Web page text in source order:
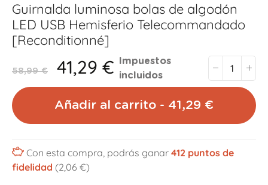
Guirnalda luminosa bolas de algodón
LED USB Hemisferio Telecommandado
[Reconditionné]
58,99 € 41,29 €
Impuestos
incluidos
Añadir al carrito - 41,29 €
Con esta compra, podrás ganar 412 puntos de
fidelidad (2,06 €)